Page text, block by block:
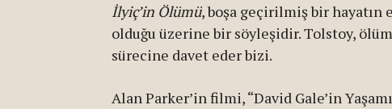
İlyiç’in Ölümü, boşa geçirilmiş bir hayatın
olduğu üzerine bir söyleşidir. Tolstoy,
sürecine davet eder bizi.
Alan Parker’in filmi, “David Gale’in